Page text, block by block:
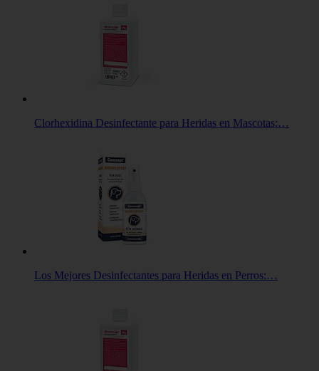
Clorhexidina Desinfectante para Heridas en Mascotas:…
Los Mejores Desinfectantes para Heridas en Perros:…